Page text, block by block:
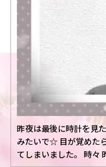
昨夜は最後に時計を見
みたいで☆ 目が覚めた
てしま